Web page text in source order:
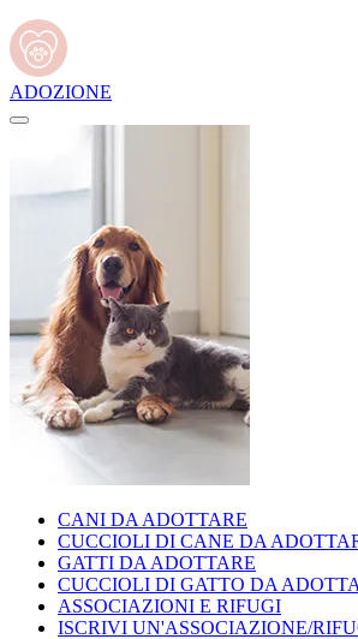
ADOZIONE
CANI DA ADOTTARE
CUCCIOLI DI CANE DA
GATTI DA ADOTTARE
CUCCIOLI DI GATTO DA
ASSOCIAZIONI E RIFUGI
ISCRIVI UN'ASSOCIAZIONE/